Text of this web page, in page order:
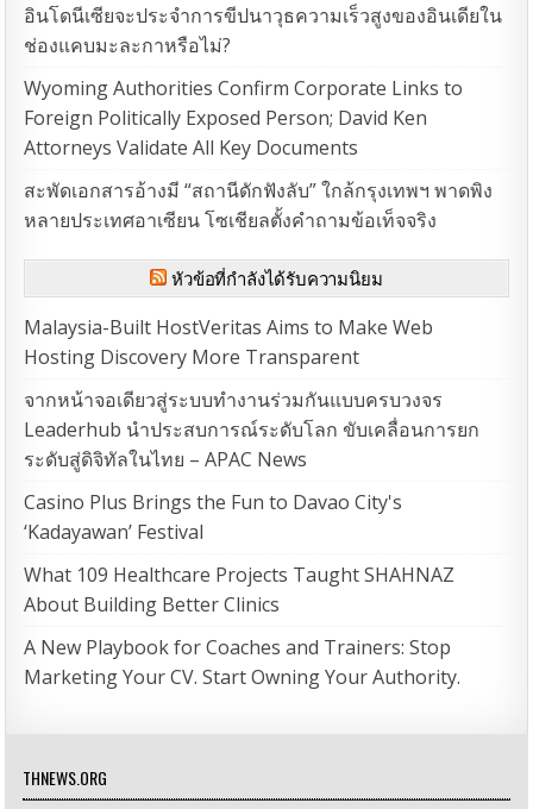
อินโดนีเซียจะประจำการขีปนาวุธความเร็วสูงของอินเดียใน
ช่องแคบมะละกาหรือไม่?
Wyoming Authorities Confirm Corporate Links to
Foreign Politically Exposed Person; David Ken
Attorneys Validate All Key Documents
สะพัดเอกสารอ้างมี “สถานีดักฟังลับ” ใกล้กรุงเทพฯ พาดพิง
หลายประเทศอาเซียน โซเชียลตั้งคำถามข้อเท็จจริง
หัวข้อที่กำลังได้รับความนิยม
Malaysia-Built HostVeritas Aims to Make Web
Hosting Discovery More Transparent
จากหน้าจอเดียวสู่ระบบทำงานร่วมกันแบบครบวงจร
Leaderhub นำประสบการณ์ระดับโลก ขับเคลื่อนการยก
ระดับสู่ดิจิทัลในไทย – APAC News
Casino Plus Brings the Fun to Davao City's
‘Kadayawan’ Festival
What 109 Healthcare Projects Taught SHAHNAZ
About Building Better Clinics
A New Playbook for Coaches and Trainers: Stop
Marketing Your CV. Start Owning Your Authority.
THNEWS.ORG